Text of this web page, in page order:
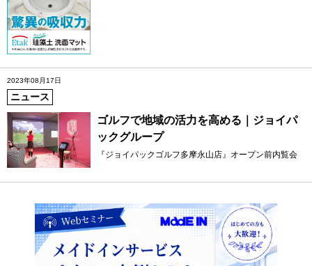
2023年08月17日
ニュース
ゴルフで地域の活力を高める｜ジョイパ
ックグループ
『ジョイパックゴルフ多摩永山店』オープン前内覧会